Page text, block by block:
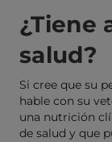
¿Tiene
salud?
Si cree que su
hable con su
una nutrición
de salud y que